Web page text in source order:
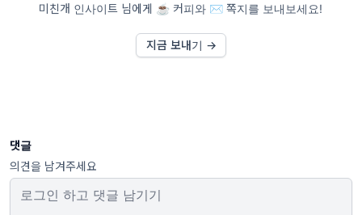
미친개 인사이트 님에게 ☕️ 커피와 ✉️ 쪽지를 보내보세요!
지금 보내기 →
댓글
의견을 남겨주세요